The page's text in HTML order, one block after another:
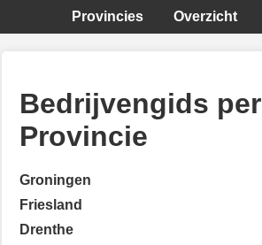
Provincies Overzicht
Bedrijvengids per
Provincie
Groningen
Friesland
Drenthe